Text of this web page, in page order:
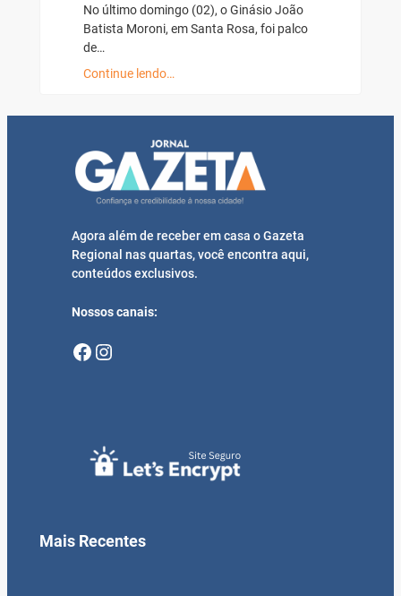
No último domingo (02), o Ginásio João
Batista Moroni, em Santa Rosa, foi palco
de…
Continue lendo…
Agora além de receber em casa o Gazeta
Regional nas quartas, você encontra aqui,
conteúdos exclusivos.
Nossos canais:
Facebook Instagram
Mais Recentes